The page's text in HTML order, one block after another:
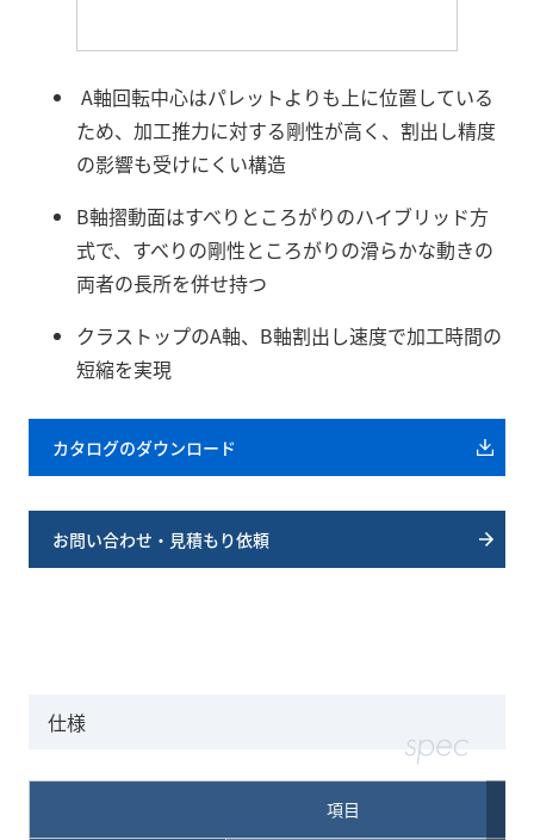
A軸回転中心はパレットよりも上に位置している
ため、加工推力に対する剛性が高く、割出し精度
の影響も受けにくい構造
B軸摺動面はすべりところがりのハイブリッド方
式で、すべりの剛性ところがりの滑らかな動きの
両者の長所を併せ持つ
クラストップのA軸、B軸割出し速度で加工時間の
短縮を実現
カタログのダウンロード
お問い合わせ・見積もり依頼
仕様
項目